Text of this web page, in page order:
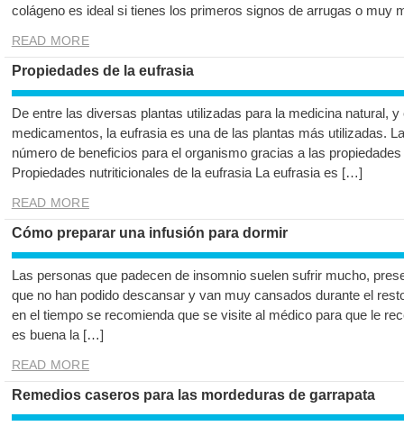
colágeno es ideal si tienes los primeros signos de arrugas o
READ MORE
Propiedades de la eufrasia
De entre las diversas plantas utilizadas para la medicina natural,
medicamentos, la eufrasia es una de las plantas más utilizadas.
número de beneficios para el organismo gracias a las
Propiedades nutriticionales de la eufrasia La eufrasia es […]
READ MORE
Cómo preparar una infusión para dormir
Las personas que padecen de insomnio suelen sufrir mucho,
que no han podido descansar y van muy cansados durante el
en el tiempo se recomienda que se visite al médico para que le
es buena la […]
READ MORE
Remedios caseros para las mordeduras de garrapata